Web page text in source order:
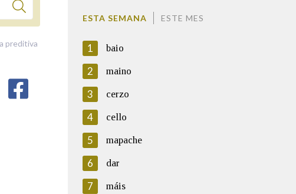
preditiva
ESTA SEMANA ESTE MES
1 baio
2 maino
3 cerzo
4 cello
5 mapache
6 dar
7 máis